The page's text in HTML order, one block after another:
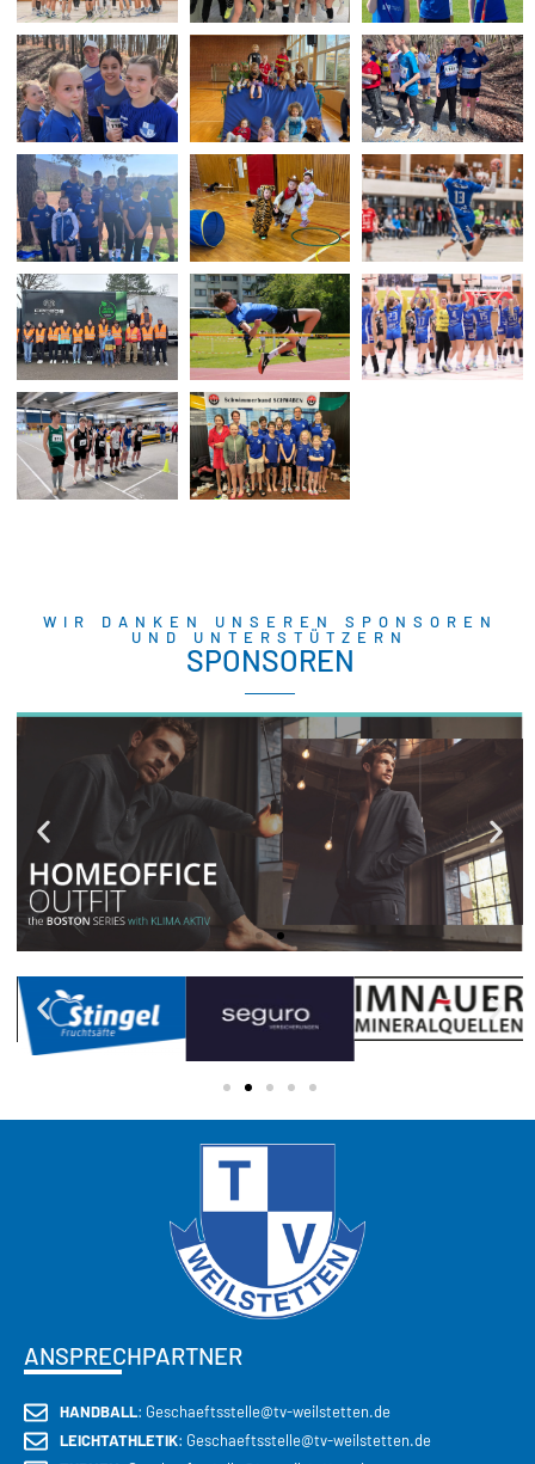
WIR DANKEN UNSEREN SPONSOREN
UND UNTERSTÜTZERN
SPONSOREN
ANSPRECHPARTNER
HANDBALL: Geschaeftsstelle@tv-weilstetten.de
LEICHTATHLETIK: Geschaeftsstelle@tv-weilstetten.de